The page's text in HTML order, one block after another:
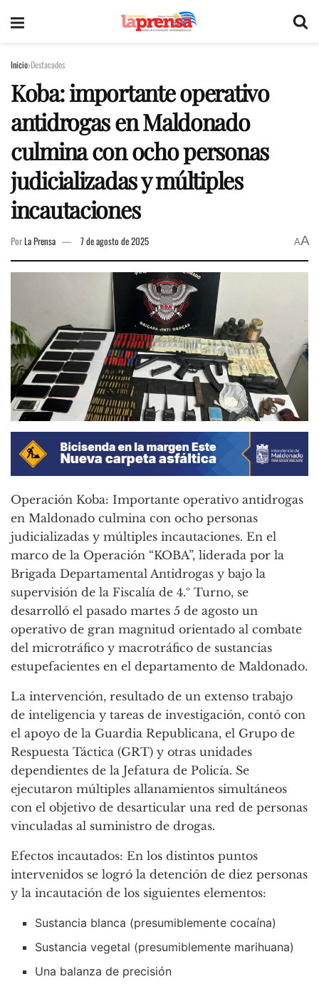
Inicio Destacados
Koba: importante operativo
antidrogas en Maldonado
culmina con ocho personas
judicializadas y múltiples
incautaciones
PorLa Prensa 7 de agosto de 2025 AA
Operación Koba: Importante operativo antidrogas
en Maldonado culmina con ocho personas
judicializadas y múltiples incautaciones. En el
marco de la Operación “KOBA”, liderada por la
Brigada Departamental Antidrogas y bajo la
supervisión de la Fiscalía de 4.º Turno, se
desarrolló el pasado martes 5 de agosto un
operativo de gran magnitud orientado al combate
del microtráfico y macrotráfico de sustancias
estupefacientes en el departamento de Maldonado.
La intervención, resultado de un extenso trabajo
de inteligencia y tareas de investigación, contó con
el apoyo de la Guardia Republicana, el Grupo de
Respuesta Táctica (GRT) y otras unidades
dependientes de la Jefatura de Policía. Se
ejecutaron múltiples allanamientos simultáneos
con el objetivo de desarticular una red de personas
vinculadas al suministro de drogas.
Efectos incautados: En los distintos puntos
intervenidos se logró la detención de diez personas
y la incautación de los siguientes elementos:
Sustancia blanca (presumiblemente cocaína)
Sustancia vegetal (presumiblemente marihuana)
Una balanza de precisión